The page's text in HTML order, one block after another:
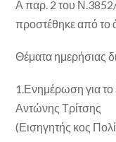
Α παρ. 2 του
προστέθηκε από
Θέματα ημερήσιας
1.Ενημέρωση για
Αντώνης Τρίτσης
(Εισηγητής κος